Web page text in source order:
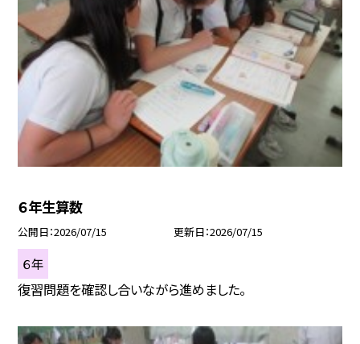
６年生算数
公開日 2026/07/15 更新日 2026/07/15
６年
復習問題を確認し合いながら進めました。